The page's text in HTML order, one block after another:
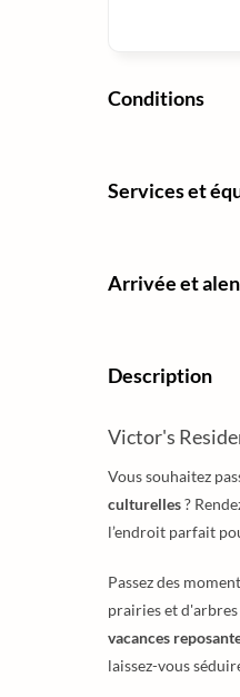
Conditions
Services et
Arrivée et
Description
Victor's
Vous souhaitez
culturelles?
l’endroit parfait
Passez des
prairies et
vacances
laissez-vous